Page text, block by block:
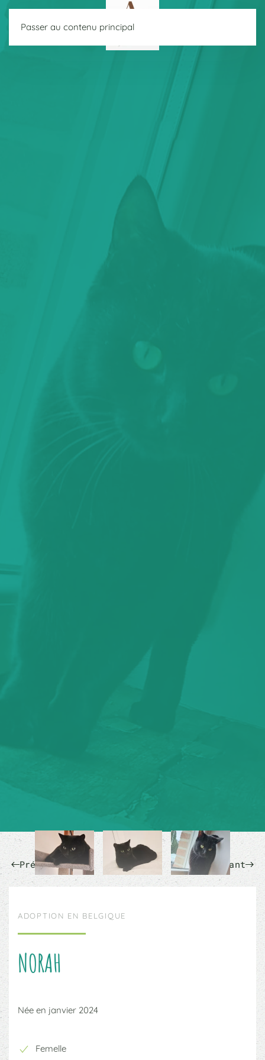
Passer au contenu principal
Précédent Suivant
ADOPTION EN BELGIQUE
NORAH
Née en janvier 2024
Femelle